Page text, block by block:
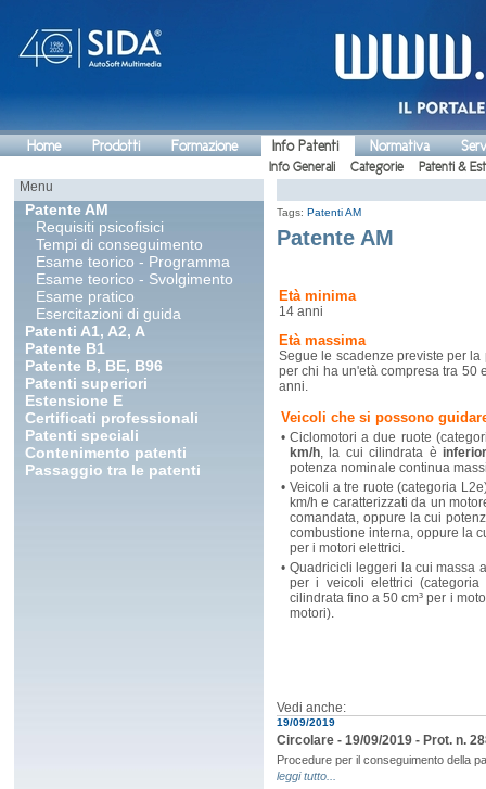
Home Prodotti Formazione Info Patenti Normativa
Info Generali Categorie
Patenti &
Menu
Patente AM
Requisiti psicofisici
Tempi di conseguimento
Esame teorico - Programma
Esame teorico - Svolgimento
Esame pratico
Esercitazioni di guida
Patenti A1, A2, A
Patente B1
Patente B, BE, B96
Patenti superiori
Estensione E
Certificati professionali
Patenti speciali
Contenimento patenti
Passaggio tra le patenti
Tags: Patenti AM
Patente AM
Età minima
14 anni
Età massima
Segue le scadenze previste per
per chi ha un'età compresa tra 50
anni.
Veicoli che si possono
• Ciclomotori a due ruote
km/h, la cui cilindrata è
potenza nominale continua
• Veicoli a tre ruote (categoria
km/h e caratterizzati da un
comandata, oppure la cui
combustione interna, oppure la
per i motori elettrici.
• Quadricicli leggeri la cui massa
per i veicoli elettrici
cilindrata fino a 50 cm³ per i
motori).
Vedi anche:
19/09/2019
Circolare - 19/09/2019 - Prot. n.
Procedure per il conseguimento della
leggi tutto...